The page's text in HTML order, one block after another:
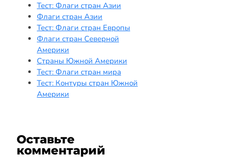
Тест: Флаги стран Азии
Флаги стран Азии
Тест: Флаги стран Европы
Флаги стран Северной
Америки
Страны Южной Америки
Тест: Флаги стран мира
Тест: Контуры стран Южной
Америки
Оставьте
комментарий